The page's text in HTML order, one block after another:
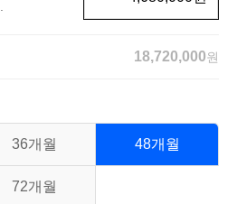
18,720,000원
36개월 48개월
72개월